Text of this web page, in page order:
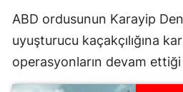
ABD ordusunun Karayip
uyuşturucu kaçakçılığına
operasyonların devam